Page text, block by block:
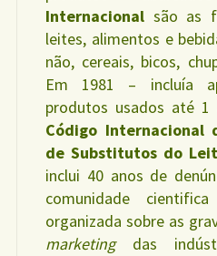
Internacional são as
leites, alimentos e
não, cereais, bicos,
Em 1981 – incluía
produtos usados até
Código Internacional
de Substitutos do
inclui 40 anos de
comunidade
organizada sobre as
marketingdas